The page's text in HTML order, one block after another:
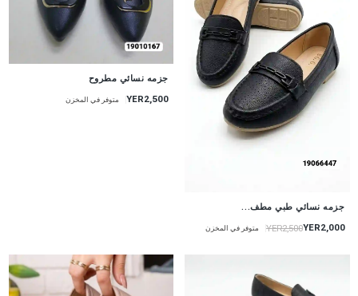
جزمه نسائي طبي مطف...
YER2,000
YER2,500 متوفر في المخزن
جزمه نسائي مطروح
YER2,500 متوفر في المخزن